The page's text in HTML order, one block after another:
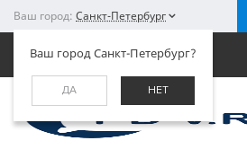
Ваш город: Санкт-Петербург
Ваш город Санкт-Петербург?
ДА НЕТ
Меню